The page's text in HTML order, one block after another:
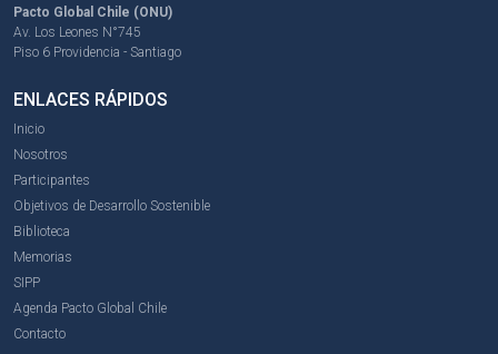
Pacto Global Chile (ONU)
Av. Los Leones N°745
Piso 6 Providencia - Santiago
ENLACES RÁPIDOS
Inicio
Nosotros
Participantes
Objetivos de Desarrollo Sostenible
Biblioteca
Memorias
SIPP
Agenda Pacto Global Chile
Contacto